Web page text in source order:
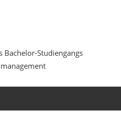
SUMOmag
Bachelor-Studiengangs